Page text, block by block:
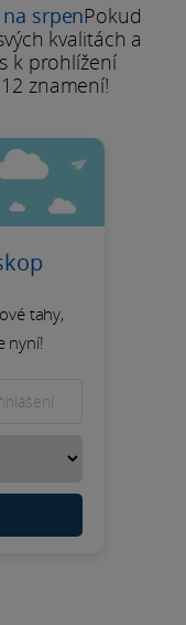
srpenPokud
kvalitách a
k prohlížení
znamení!
tahy,
nyní!